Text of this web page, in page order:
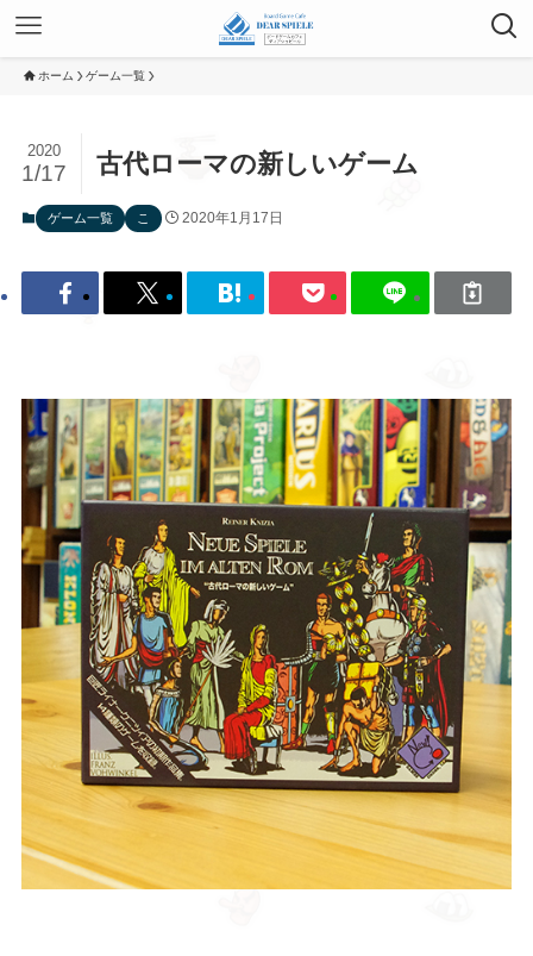
ホーム ゲーム一覧
古代ローマの新しいゲーム
2020
1/17
ゲーム一覧 こ 2020年1月17日